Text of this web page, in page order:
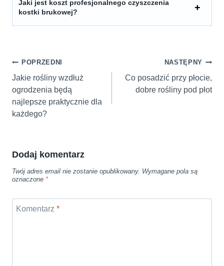
Jaki jest koszt profesjonalnego czyszczenia
kostki brukowej?
Nawigacja
wpisu
POPRZEDNI
Jakie rośliny wzdłuż
ogrodzenia będą
najlepsze praktycznie dla
każdego?
NASTĘPNY
Co posadzić przy płocie,
dobre rośliny pod płot
Dodaj komentarz
Twój adres email nie zostanie opublikowany. Wymagane pola są
oznaczone *
Komentarz *